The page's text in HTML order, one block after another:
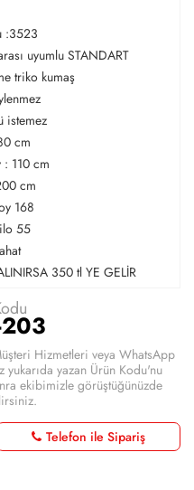
:3523
uyumlu STANDART
triko kumaş
istemez
cm
: 110 cm
cm
168
55
350 tl YE GELİR
Hizmetleri veya WhatsApp
yukarıda yazan Ürün Kodu'nu
ekibimizle görüştüğünüzde
Telefon ile Sipariş